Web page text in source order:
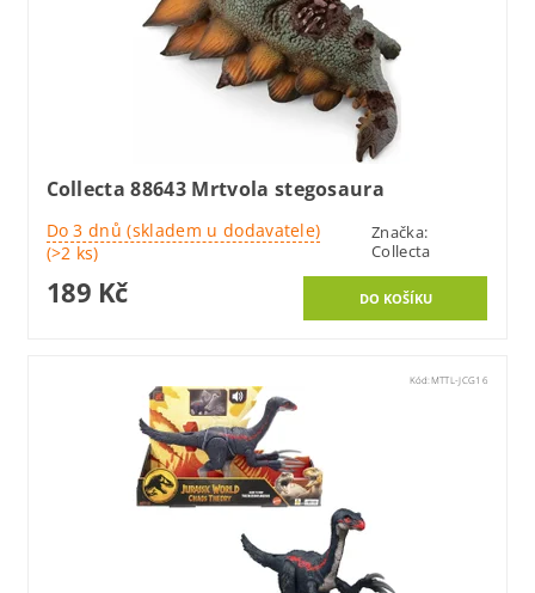
Collecta 88643 Mrtvola stegosaura
Do 3 dnů (skladem u dodavatele)
(>2 ks)
Značka:
Collecta
189 Kč
Kód:MTTL-JCG16